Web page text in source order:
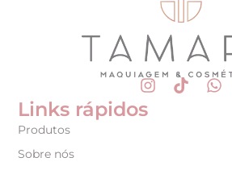
Links rápidos
Produtos
Sobre nós